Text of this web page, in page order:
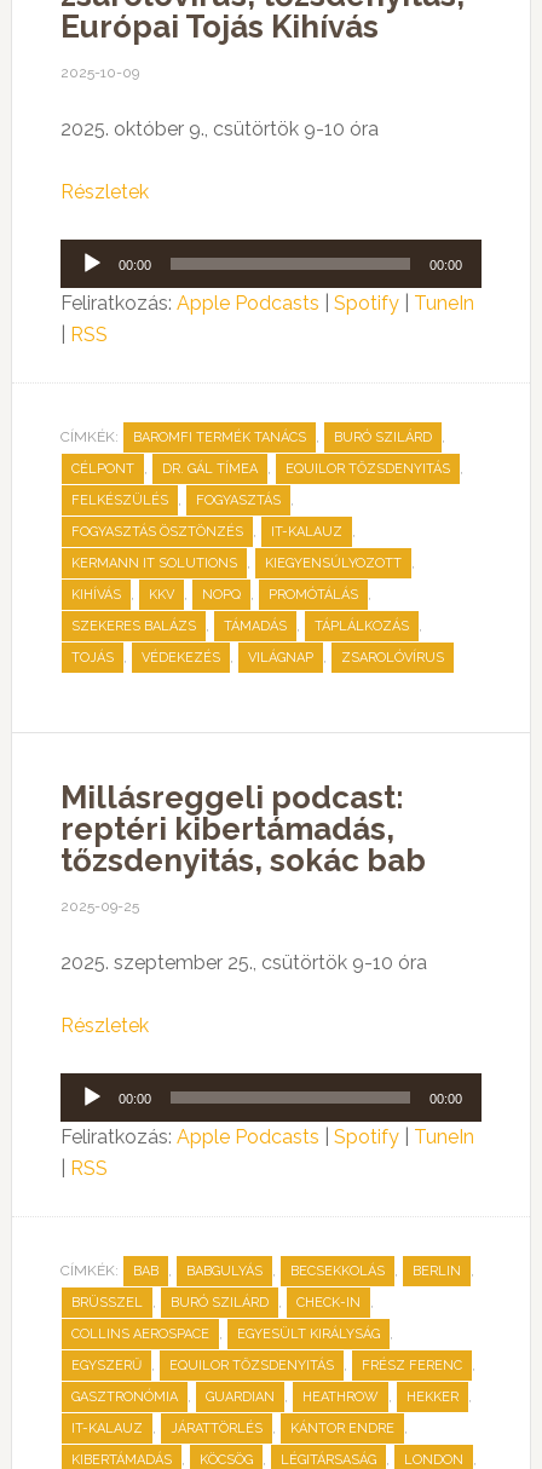
Európai Tojás Kihívás
2025-10-09
2025. október 9., csütörtök 9-10 óra
Részletek
Audió
lejátszó
00:00 00:00
Feliratkozás: Apple Podcasts Spotify| TuneIn
RSS
CÍMKÉK: BAROMFI TERMÉK TANÁCS , BURÓ SZILÁRD ,
CÉLPONT , DR. GÁL TÍMEA , EQUILOR TŐZSDENYITÁS ,
FELKÉSZÜLÉS , FOGYASZTÁS ,
FOGYASZTÁS ÖSZTÖNZÉS , IT-KALAUZ ,
KERMANN IT SOLUTIONS , KIEGYENSÚLYOZOTT ,
KIHÍVÁS , KKV , NOPQ , PROMÓTÁLÁS ,
SZEKERES BALÁZS , TÁMADÁS , TÁPLÁLKOZÁS ,
TOJÁS , VÉDEKEZÉS , VILÁGNAP , ZSAROLÓVÍRUS
Millásreggeli podcast:
reptéri kibertámadás,
tőzsdenyitás, sokác bab
2025-09-25
2025. szeptember 25., csütörtök 9-10 óra
Részletek
Audió
lejátszó
00:00 00:00
Feliratkozás: Apple Podcasts Spotify| TuneIn
RSS
CÍMKÉK: BAB , BABGULYÁS , BECSEKKOLÁS , BERLIN ,
BRÜSSZEL , BURÓ SZILÁRD , CHECK-IN ,
COLLINS AEROSPACE , EGYESÜLT KIRÁLYSÁG ,
EGYSZERŰ , EQUILOR TŐZSDENYITÁS , FRÉSZ FERENC ,
GASZTRONÓMIA , GUARDIAN , HEATHROW , HEKKER ,
IT-KALAUZ , JÁRATTÖRLÉS , KÁNTOR ENDRE ,
KIBERTÁMADÁS , KÖCSÖG , LÉGITÁRSASÁG , LONDON ,